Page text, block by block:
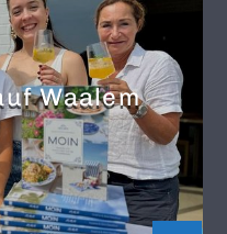
Waalem